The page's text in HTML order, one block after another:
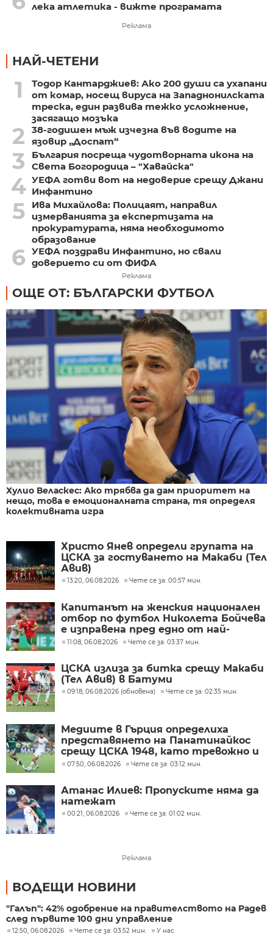
лека атлетика - вижте програмата
Реклама
НАЙ-ЧЕТЕНИ
1
Тодор Кантарджиев: Ако 200 души са ухапани
от комар, носещ вируса на Западнонилската
треска, един развива тежко усложнение,
засягащо мозъка
2
38-годишен мъж изчезна във водите на
язовир „Доспат“
3
България посреща чудотворната икона на
Света Богородица – "Хавайска"
4 УЕФА готви вот на недоверие срещу Джани
Инфантино
5
Ива Михайлова: Полицаят, направил
измерванията за експертизата на
прокуратурата, няма необходимото
образование
6 УЕФА поздрави Инфантино, но свали
доверието си от ФИФА
Реклама
ОЩЕ ОТ: БЪЛГАРСКИ ФУТБОЛ
Хулио Веласкес: Ако трябва да дам приоритет на
нещо, това е емоционалната страна, тя определя
колективната игра
Христо Янев определи групата на
ЦСКА за гостуването на Макаби (Тел
Авив)
13:20, 06.08.2026 Чете се за: 00:57 мин.
Капитанът на женския национален
отбор по футбол Николета Бойчева
е изправена пред едно от най-
трудните решения в своята
11:08, 06.08.2026 Чете се за: 03:37 мин.
ЦСКА излиза за битка срещу Макаби
(Тел Авив) в Батуми
09:18, 06.08.2026 (обновена) Чете се за: 02:35 мин.
Медиите в Гърция определиха
представянето на Панатинайкос
срещу ЦСКА 1948, като тревожно и
под очакваното ниво
07:50, 06.08.2026 Чете се за: 03:12 мин.
Атанас Илиев: Пропуските няма да
натежат
00:21, 06.08.2026 Чете се за: 01:02 мин.
Реклама
ВОДЕЩИ НОВИНИ
"Галъп": 42% одобрение на правителството на Радев
след първите 100 дни управление
12:50, 06.08.2026 Чете се за: 03:52 мин. У нас